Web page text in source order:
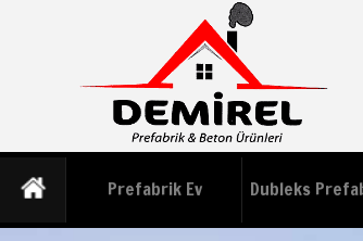
Prefabrik Ev Dubleks